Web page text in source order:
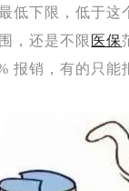
低下限，低于这
，还是不限 医保
报销，有的只能